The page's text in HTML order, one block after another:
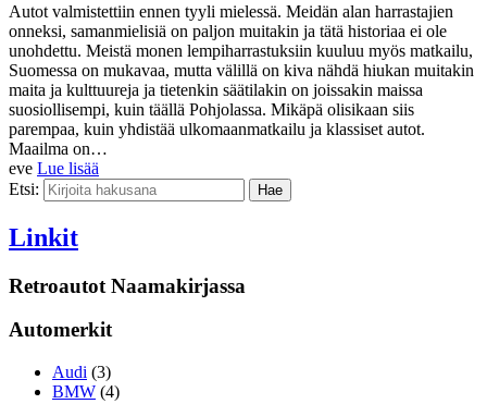
Autot valmistettiin ennen tyyli mielessä. Meidän alan harrastajien
onneksi, samanmielisiä on paljon muitakin ja tätä historiaa ei ole
unohdettu. Meistä monen lempiharrastuksiin kuuluu myös matkailu,
Suomessa on mukavaa, mutta välillä on kiva nähdä hiukan muitakin
maita ja kulttuureja ja tietenkin säätilakin on joissakin maissa
suosiollisempi, kuin täällä Pohjolassa. Mikäpä olisikaan siis
parempaa, kuin yhdistää ulkomaanmatkailu ja klassiset autot.
Maailma on…
eve Lue lisää
Etsi:
Linkit
Retroautot Naamakirjassa
Automerkit
Audi (3)
BMW (4)